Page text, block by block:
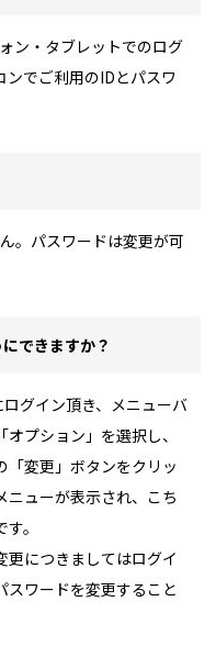
ン・タブレットでのログ
ンでご利用のIDとパスワ
。パスワードは変更が可
できますか？
グイン頂き、メニューバ
プション」を選択し、
「変更」ボタンをクリッ
ニューが表示され、こち
。
更につきましてはログイ
スワードを変更すること